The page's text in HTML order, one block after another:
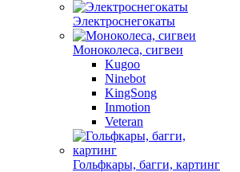
Электроснегокаты
Моноколеса, сигвеи
Kugoo
Ninebot
KingSong
Inmotion
Veteran
Гольфкары, багги, картинг